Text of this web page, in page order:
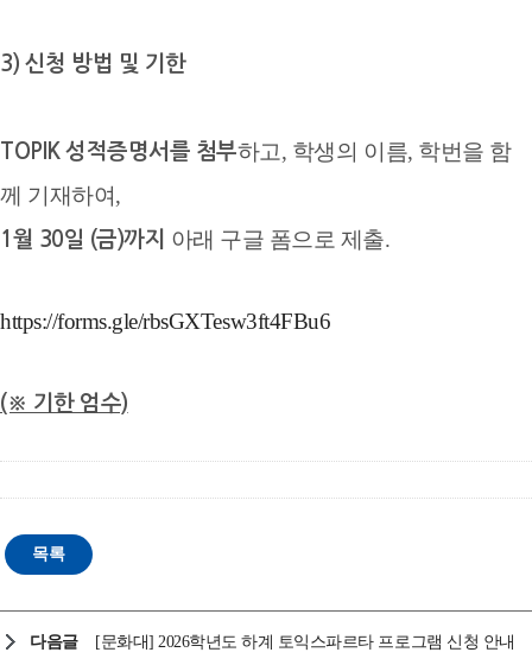
3) 신청 방법 및 기한
TOPIK 성적증명서를 첨부하고, 학생의 이름, 학번을 함
께 기재하여,
1월 30일 (금)까지 아래 구글 폼으로 제출.
https://forms.gle/rbsGXTesw3ft4FBu6
(※ 기한 엄수)
다음글 [문화대] 2026학년도 하계 토익스파르타 프로그램 신청 안내